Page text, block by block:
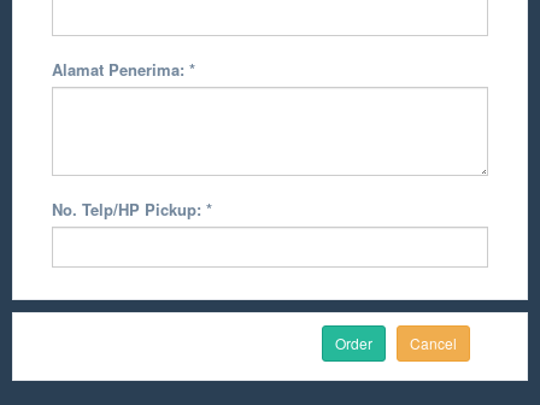
Alamat Penerima: *
No. Telp/HP Pickup: *
Cancel